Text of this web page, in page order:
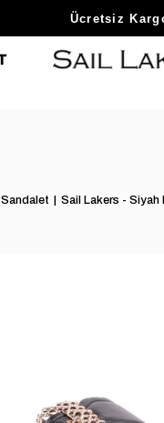
Sezon Sonu
Sandalet Sail Lakers - Siyah